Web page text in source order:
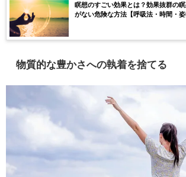
瞑想のすごい効果とは？効果抜群の
がない危険な方法【呼吸法・時間・
物質的な豊かさへの執着を捨てる